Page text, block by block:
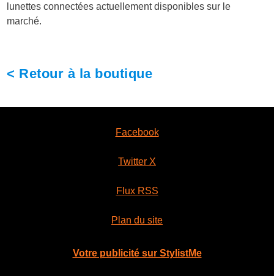
lunettes connectées actuellement disponibles sur le
marché.
< Retour à la boutique
Facebook
Twitter X
Flux RSS
Plan du site
Votre publicité sur StylistMe